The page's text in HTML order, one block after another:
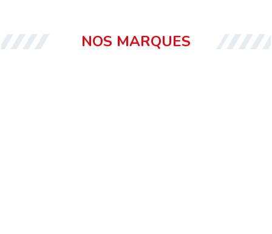
NOS MARQUES